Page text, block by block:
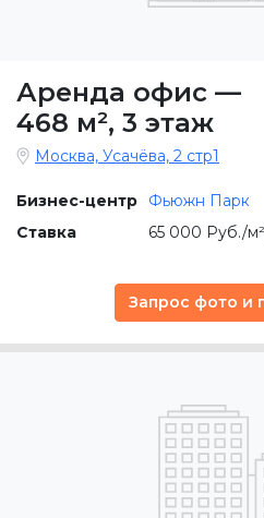
Аренда офис —
468 м², 3 этаж
Москва, Усачёва, 2 стр1
Бизнес-центр
Фьюжн Парк
Ставка
65 000 Руб./
Запрос фото и